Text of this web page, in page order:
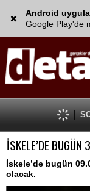
Android
Google Play'de
İSKELE’DE
İskele’de bugün
olacak.